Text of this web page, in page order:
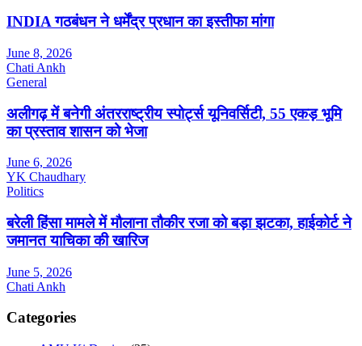
INDIA गठबंधन ने धर्मेंद्र प्रधान का इस्तीफा मांगा
June 8, 2026
Chati Ankh
General
अलीगढ़ में बनेगी अंतरराष्ट्रीय स्पोर्ट्स यूनिवर्सिटी, 55 एकड़ भूमि
का प्रस्ताव शासन को भेजा
June 6, 2026
YK Chaudhary
Politics
बरेली हिंसा मामले में मौलाना तौकीर रजा को बड़ा झटका, हाईकोर्ट ने
जमानत याचिका की खारिज
June 5, 2026
Chati Ankh
Categories